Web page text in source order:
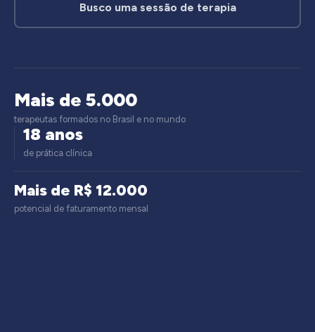
Busco uma sessão de terapia
Mais de 5.000
terapeutas formados no Brasil e no mundo
18 anos
de prática clínica
Mais de R$ 12.000
potencial de faturamento mensal